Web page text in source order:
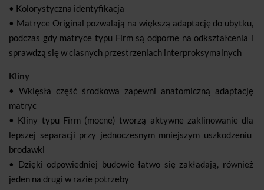
• Kolorystyczna identyfikacja
• Matryce Original pozwalają na większą adaptację do ubytku,
podczas gdy matryce typu Firm są odporne na odkształcenia i
sprawdzą się w ciasnych przestrzeniach interproksymalnych
Kliny
• Wklęsła część środkowa zapewni anatomiczną adaptację
matryc
• Kliny typu Firm (mocne) tworzą aktywne zaklinowanie dla
lepszej separacji przy jednoczesnym mniejszym uszkodzeniu
brodawki
• Dzięki odpowiedniej budowie łatwo się zakładają, również
jeden na drugi w razie potrzeby